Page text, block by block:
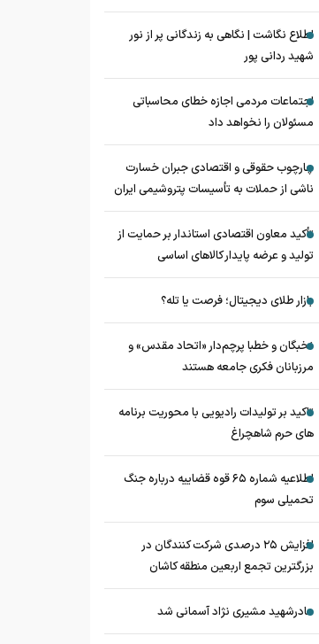
اطلاع نگاشت | نگاهی به زندگانی پر از نور
شهید ردانی پور
اجتماعات مردمی اجازه خطای محاسباتی
مسئولان را نخواهد داد
چارچوب حقوقی و اقتصادی جبران خسارت
ناشی از حملات به تأسیسات پتروشیمی ایران
تأکید معاون اقتصادی استاندار بر حمایت از
تولید و عرضه پایدار کالاهای اساسی
بازار طلای دیجیتال؛ فرصت یا تله؟
نخبگان و خطبا پرچم‌دار «اتحاد مقدس» و
مرزبانان فکری جامعه هستند
تاکید بر تولیدات رادیویی با محوریت برنامه
های حرم شاهچراغ
اطلاعیه شماره ۶۵ قوه قضاییه درباره جنگ
تحمیلی سوم
افزایش ۲۵ درصدی شرکت کنندگان در
بزرگترین تجمع اربعین منطقه کاشان
مادرشهید مشیری نژاد آسمانی شد